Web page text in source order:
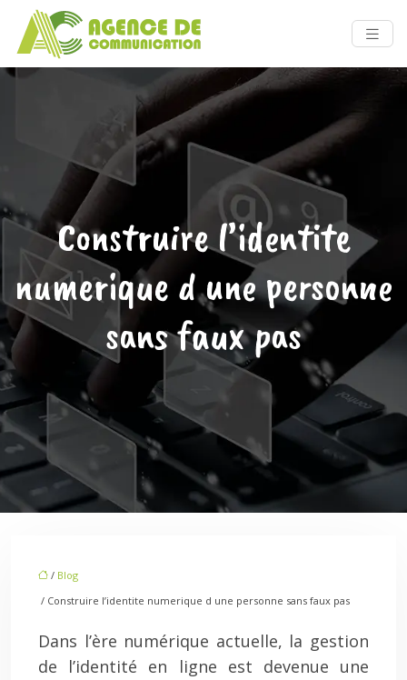
Construire l’identite
numerique d une personne
sans faux pas
/ Blog
/ Construire l’identite numerique d une personne sans faux pas
Dans l’ère numérique actuelle, la gestion
de l’identité en ligne est devenue une